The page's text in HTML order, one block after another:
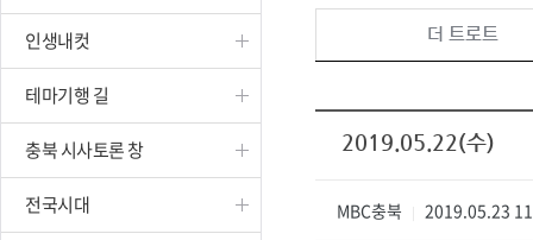
보은
옥천
시청자 FLEX
특집프로그램
종영프로그램
인생내컷
테마기행 길
충북 시사토론 창
전국시대
더 트로트
2019.05.22(수)
MBC충북 2019.05.23